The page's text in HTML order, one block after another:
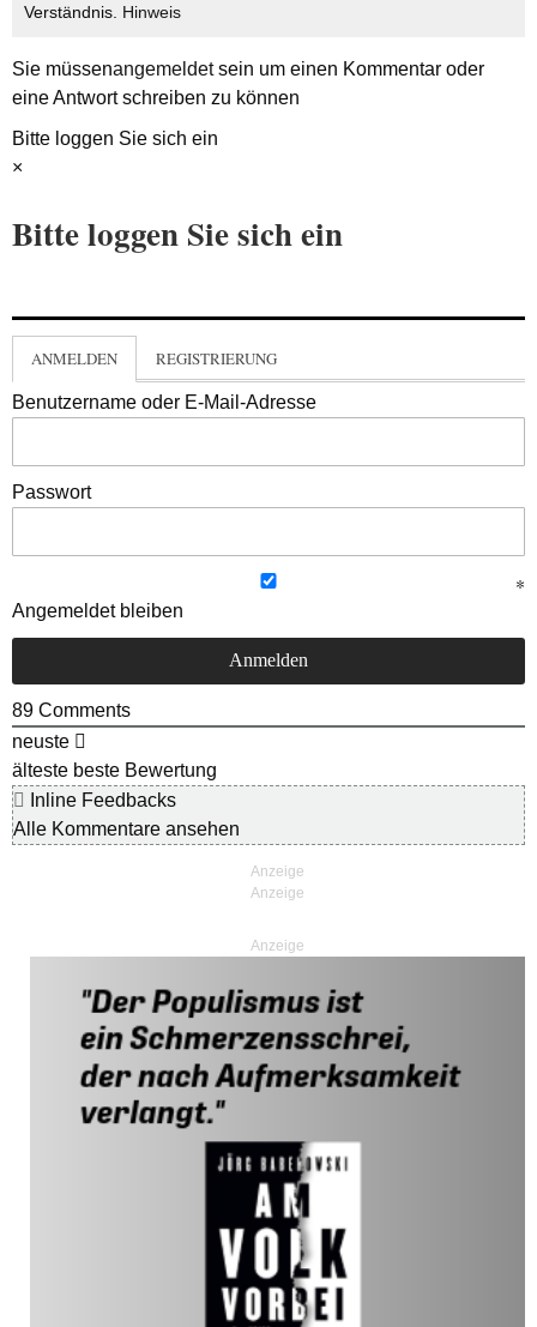
Verständnis. Hinweis
Sie müssenangemeldetsein um einen Kommentar oder
eine Antwort schreiben zu können
Bitte loggen Sie sich ein
×
Bitte loggen Sie sich ein
ANMELDEN REGISTRIERUNG
Benutzername oder E-Mail-Adresse
Passwort
Angemeldet bleiben
89 Comments
neuste
älteste beste Bewertung
Inline Feedbacks
Alle Kommentare ansehen
Anzeige